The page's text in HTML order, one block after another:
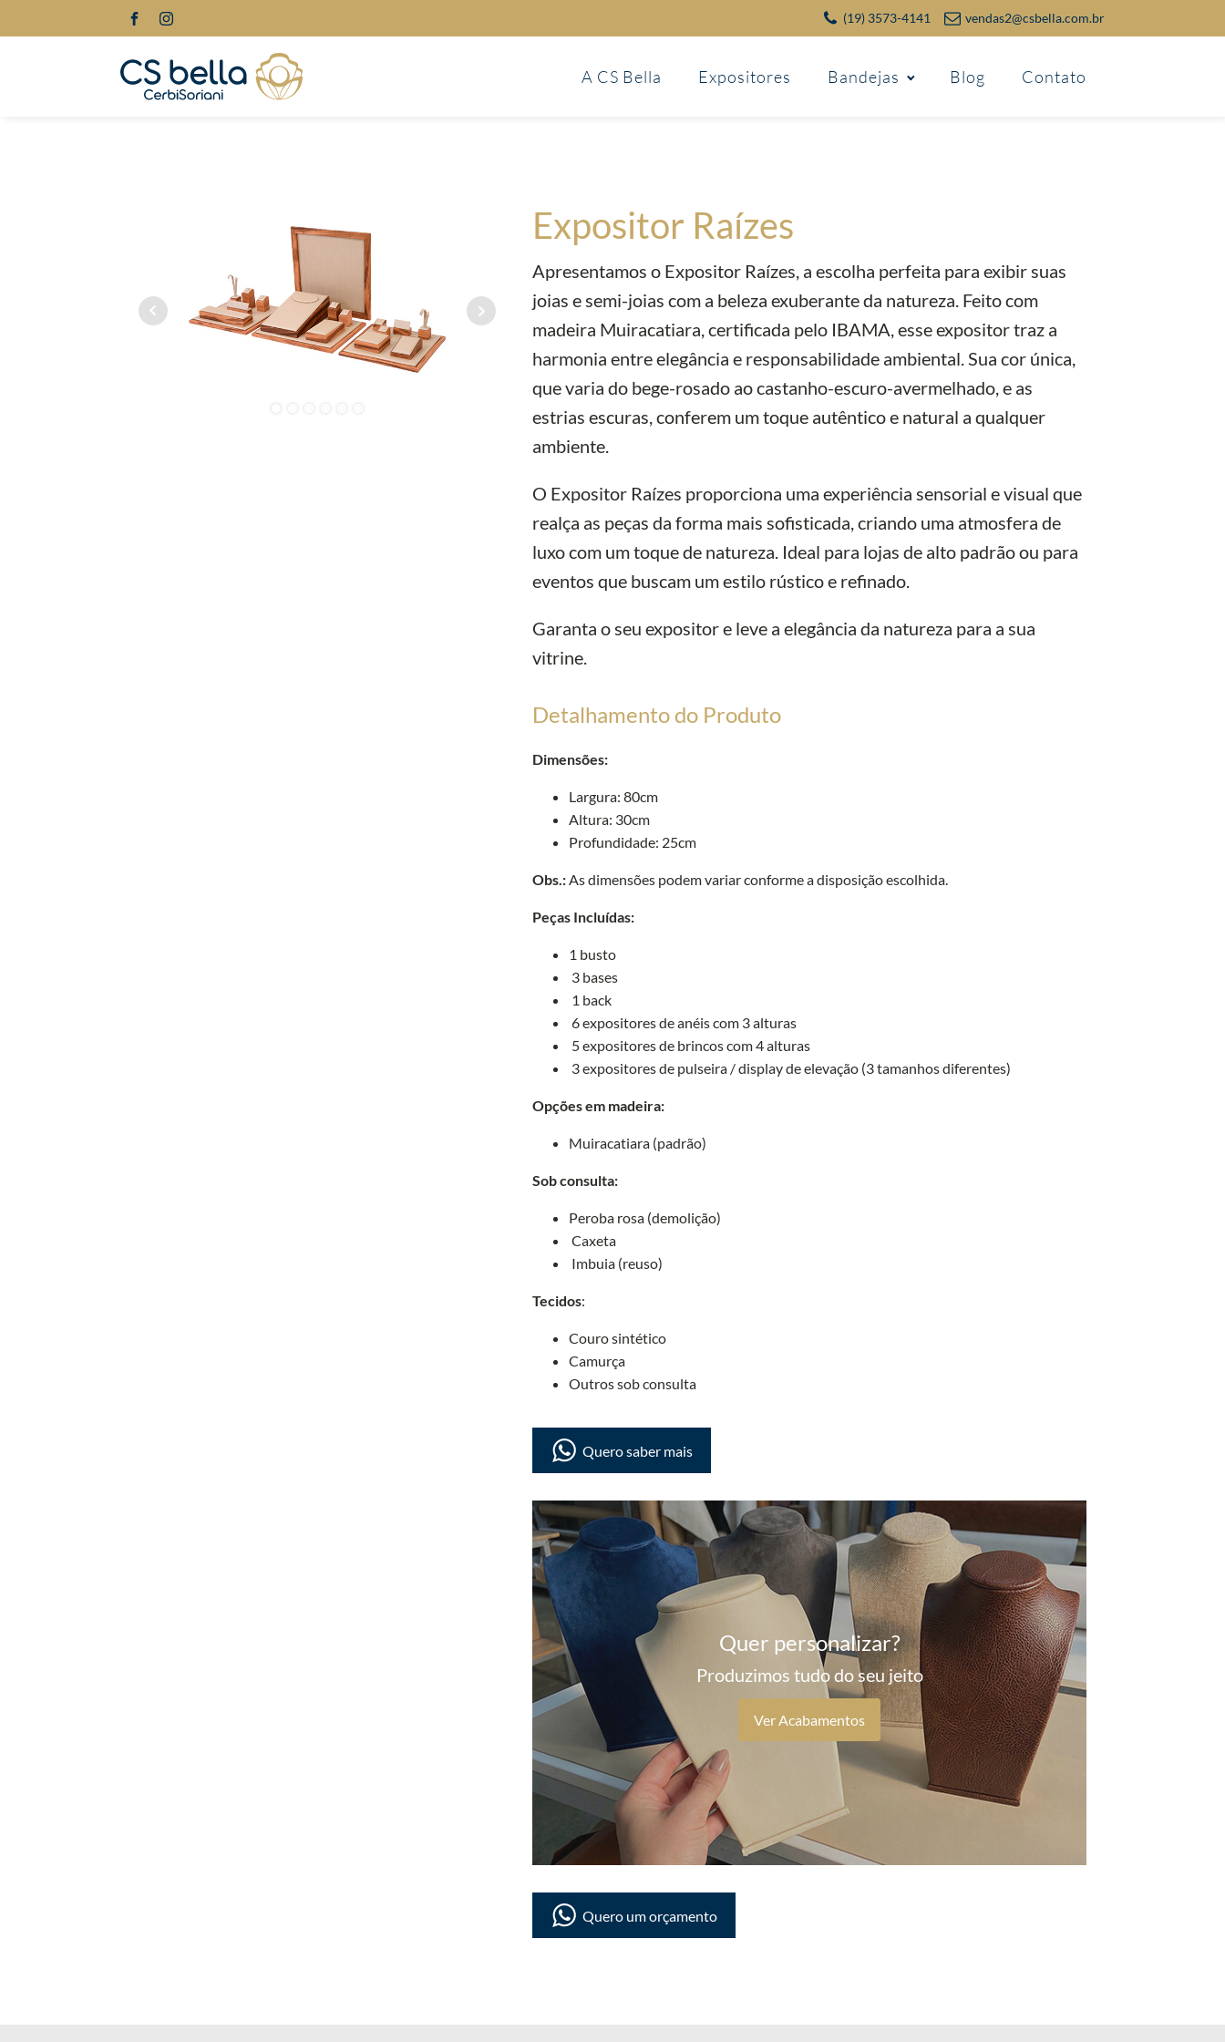
(19) 3573-4141 vendas2@csbella.com.br
A CS Bella Expositores Bandejas Blog Contato
Expositor Raízes
Apresentamos o Expositor Raízes, a escolha perfeita para exibir suas
joias e semi-joias com a beleza exuberante da natureza. Feito com
madeira Muiracatiara, certificada pelo IBAMA, esse expositor traz a
harmonia entre elegância e responsabilidade ambiental. Sua cor única,
que varia do bege-rosado ao castanho-escuro-avermelhado, e as
estrias escuras, conferem um toque autêntico e natural a qualquer
ambiente.
O Expositor Raízes proporciona uma experiência sensorial e visual que
realça as peças da forma mais sofisticada, criando uma atmosfera de
luxo com um toque de natureza. Ideal para lojas de alto padrão ou para
eventos que buscam um estilo rústico e refinado.
Garanta o seu expositor e leve a elegância da natureza para a sua
vitrine.
Detalhamento do Produto
Dimensões:
Largura: 80cm
Altura: 30cm
Profundidade: 25cm
Obs.:As dimensões podem variar conforme a disposição escolhida.
Peças Incluídas:
1 busto
3 bases
1 back
6 expositores de anéis com 3 alturas
5 expositores de brincos com 4 alturas
3 expositores de pulseira / display de elevação (3 tamanhos diferentes)
Opções em madeira:
Muiracatiara (padrão)
Sob consulta:
Peroba rosa (demolição)
Caxeta
Imbuia (reuso)
Tecidos:
Couro sintético
Camurça
Outros sob consulta
Quero saber mais
Quer personalizar?
Produzimos tudo do seu jeito
Ver Acabamentos
Quero um orçamento